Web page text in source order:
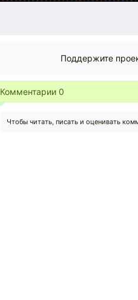
Поддержите
Комментарии 0
Чтобы читать, писать и оценивать